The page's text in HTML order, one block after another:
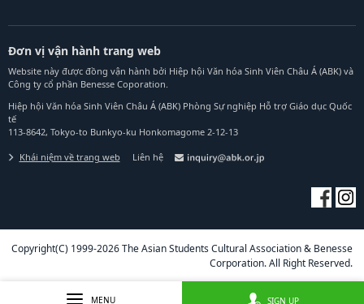
Đơn vị vận hành trang web
Website này được đồng vận hành bởi Hiệp hội Văn hóa Sinh Viên Châu Á (ABK) và
Công ty cổ phần Benesse Coporation.
Hiệp hội Văn hóa Sinh Viên Châu Á (ABK) Phòng Sự nghiệp Hỗ trợ Giáo dục Quốc
tế
113-8642, Tokyo-to Bunkyo-ku Honkomagome 2-12-13
Khái niệm về trang web Liên hệ
Copyright(C) 1999-2026 The Asian Students Cultural Association & Benesse
Corporation. All Right Reserved.
MENU SIGN UP